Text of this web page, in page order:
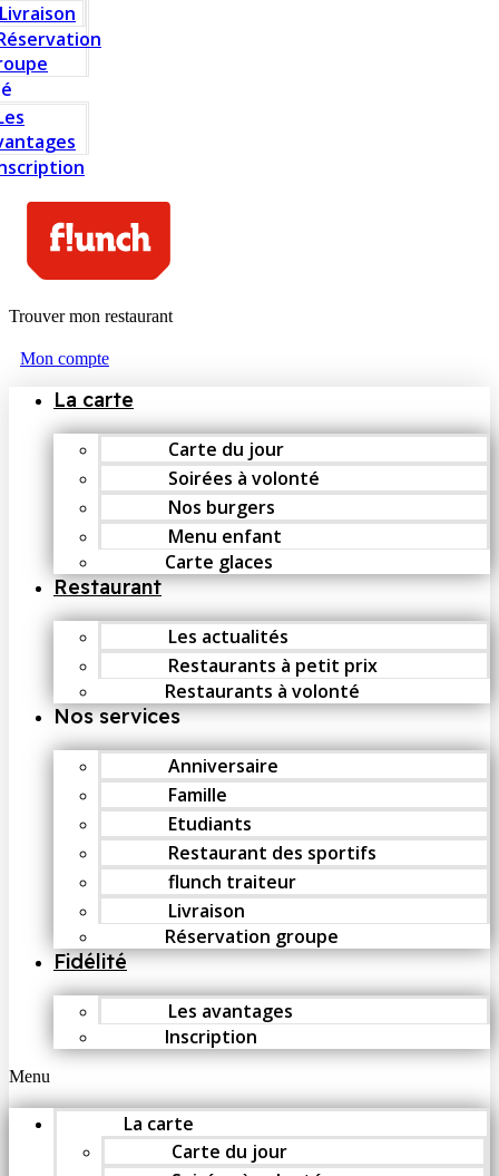
Livraison
Trouver mon restaurant
Mon compte
La carte
Carte du jour
Soirées à volonté
Nos burgers
Menu enfant
Carte glaces
Restaurant
Les actualités
Restaurants à petit prix
Restaurants à volonté
Nos services
Anniversaire
Famille
Etudiants
Restaurant des sportifs
flunch traiteur
Livraison
Réservation groupe
Fidélité
Les avantages
Inscription
Menu
La carte
Carte du jour